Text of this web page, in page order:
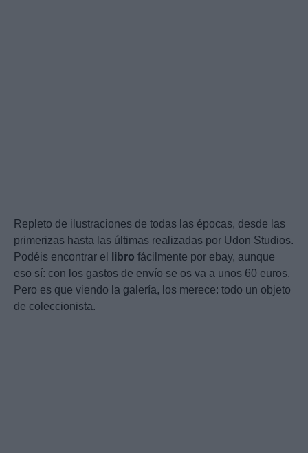
Repleto de ilustraciones de todas las épocas, desde las
primerizas hasta las últimas realizadas por Udon Studios.
Podéis encontrar el
libro fácilmente por ebay, aunque
eso sí: con los gastos de envío se os va a unos 60 euros.
Pero es que viendo la galería, los merece: todo un objeto
de coleccionista.